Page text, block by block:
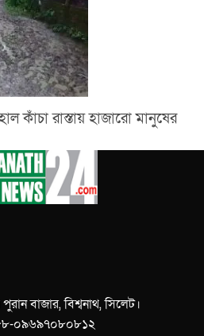
কাঁচা রাস্তায় হাজারো মানুষের
পুরান বাজার, বিশ্বনাথ, সিলেট।
০৯৬৯৭০৮০৮১২